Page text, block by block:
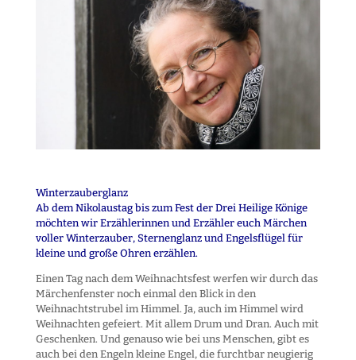
Winterzauberglanz
Ab dem Nikolaustag bis zum Fest der Drei Heilige Könige
möchten wir Erzählerinnen und Erzähler euch Märchen
voller Winterzauber, Sternenglanz und Engelsflügel für
kleine und große Ohren erzählen.
Einen Tag nach dem Weihnachtsfest werfen wir durch das
Märchenfenster noch einmal den Blick in den
Weihnachtstrubel im Himmel. Ja, auch im Himmel wird
Weihnachten gefeiert. Mit allem Drum und Dran. Auch mit
Geschenken. Und genauso wie bei uns Menschen, gibt es
auch bei den Engeln kleine Engel, die furchtbar neugierig